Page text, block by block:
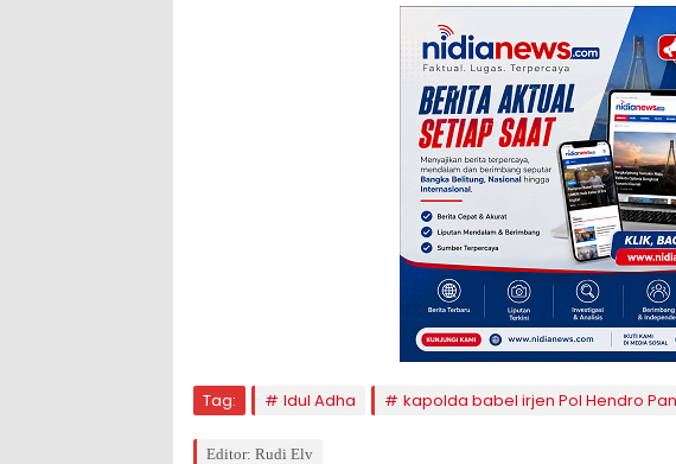
Tag: Idul Adha kapolda babel irjen Pol Hendro
Editor: Rudi Elv